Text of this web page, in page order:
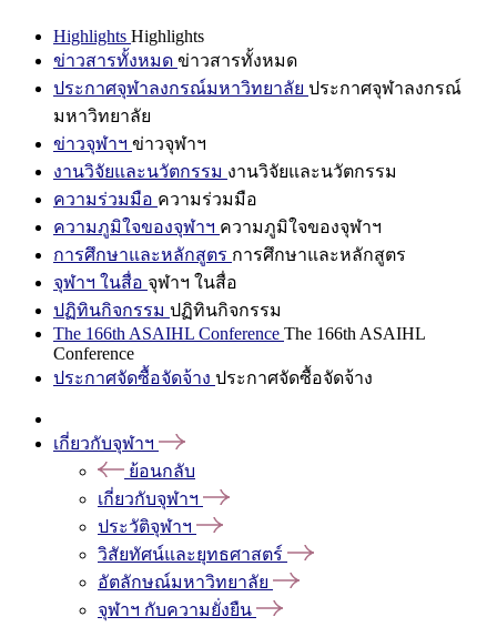
Highlights Highlights
ข่าวสารทั้งหมด ข่าวสารทั้งหมด
ประกาศจุฬาลงกรณ์มหาวิทยาลัย ประกาศจุฬาลงกรณ์
มหาวิทยาลัย
ข่าวจุฬาฯ ข่าวจุฬาฯ
งานวิจัยและนวัตกรรม งานวิจัยและนวัตกรรม
ความร่วมมือ ความร่วมมือ
ความภูมิใจของจุฬาฯ ความภูมิใจของจุฬาฯ
การศึกษาและหลักสูตร การศึกษาและหลักสูตร
จุฬาฯ ในสื่อ จุฬาฯ ในสื่อ
ปฏิทินกิจกรรม ปฏิทินกิจกรรม
The 166th ASAIHL Conference The 166th ASAIHL
Conference
ประกาศจัดซื้อจัดจ้าง ประกาศจัดซื้อจัดจ้าง
เกี่ยวกับจุฬาฯ
ย้อนกลับ
เกี่ยวกับจุฬาฯ
ประวัติจุฬาฯ
วิสัยทัศน์และยุทธศาสตร์
อัตลักษณ์มหาวิทยาลัย
จุฬาฯ กับความยั่งยืน